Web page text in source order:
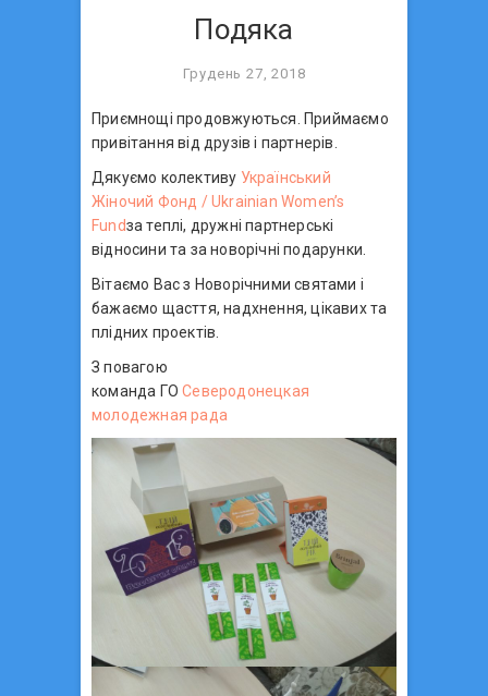
Подяка
Грудень 27, 2018
Приємнощі продовжуються. Приймаємо
привітання від друзів і партнерів.
Дякуємо колективу Український
Жіночий Фонд / Ukrainian Women’s
Fundза теплі, дружні партнерські
відносини та за новорічні подарунки.
Вітаємо Вас з Новорічними святами і
бажаємо щасття, надхнення, цікавих та
плідних проектів.
З повагою
команда ГОСеверодонецкая
молодежная рада